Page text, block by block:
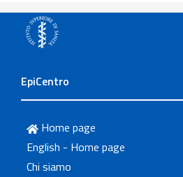
EpiCentro
Home page
English - Home page
Chi siamo